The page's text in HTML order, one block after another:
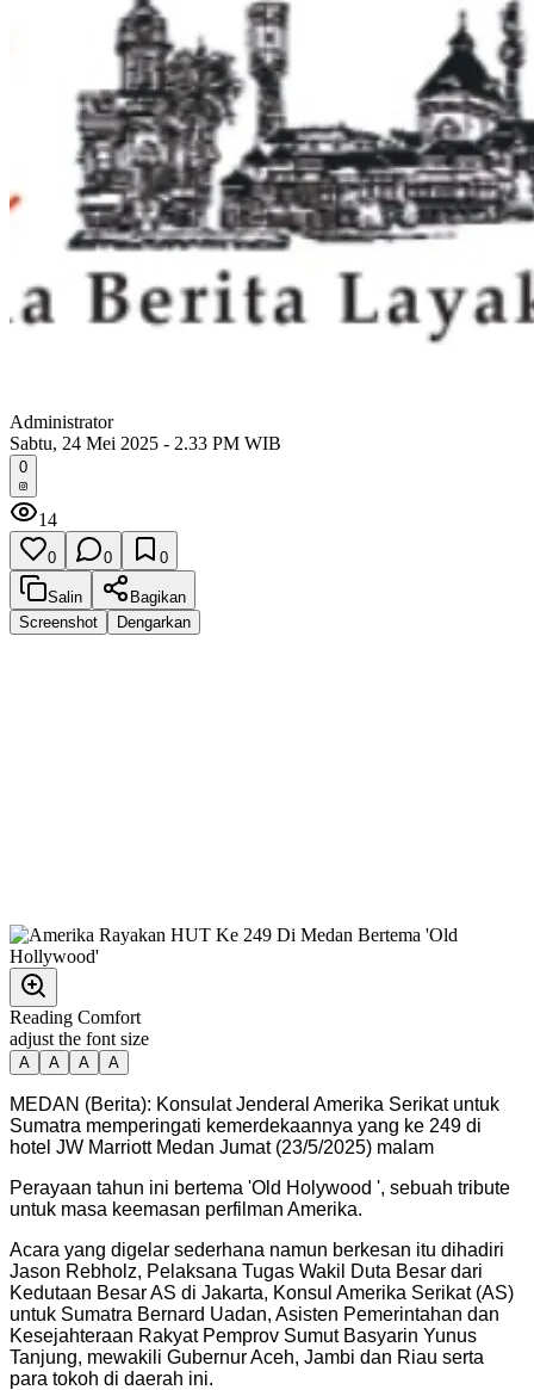
Administrator
Sabtu, 24 Mei 2025 - 2.33 PM WIB
0
14
0 0 0
Salin
Bagikan
Screenshot
Dengarkan
Reading Comfort
adjust the font size
A A A A
MEDAN (Berita): Konsulat Jenderal Amerika Serikat untuk
Sumatra memperingati kemerdekaannya yang ke 249 di
hotel JW Marriott Medan Jumat (23/5/2025) malam
Perayaan tahun ini bertema 'Old Holywood ', sebuah tribute
untuk masa keemasan perfilman Amerika.
Acara yang digelar sederhana namun berkesan itu dihadiri
Jason Rebholz, Pelaksana Tugas Wakil Duta Besar dari
Kedutaan Besar AS di Jakarta, Konsul Amerika Serikat (AS)
untuk Sumatra Bernard Uadan, Asisten Pemerintahan dan
Kesejahteraan Rakyat Pemprov Sumut Basyarin Yunus
Tanjung, mewakili Gubernur Aceh, Jambi dan Riau serta
para tokoh di daerah ini.